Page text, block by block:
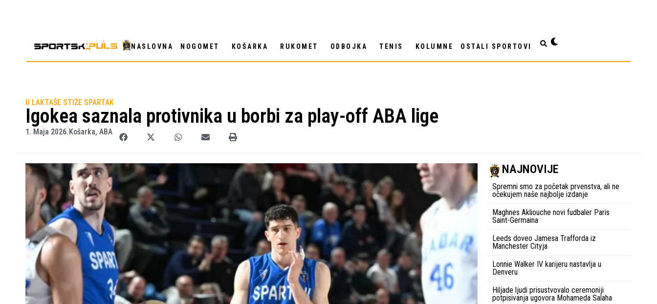
NASLOVNA NOGOMET KOŠARKA RUKOMET ODBOJKA TENIS KOLUMNE OSTALI SPORTOVI
U LAKTAŠE STIŽE SPARTAK
Igokea saznala protivnika u borbi za play-off ABA lige
1. Maja 2026.Košarka, ABA
NAJNOVIJE
Spremni smo za početak prvenstva, ali ne
očekujem naše najbolje izdanje
Maghnes Akliouche novi fudbaler Paris
Saint-Germaina
Leeds doveo Jamesa Trafforda iz
Manchester Cityja
Lonnie Walker IV karijeru nastavlja u
Denveru
Hiljade ljudi prisustvovalo ceremoniji
potpisivanja ugovora Mohameda Salaha